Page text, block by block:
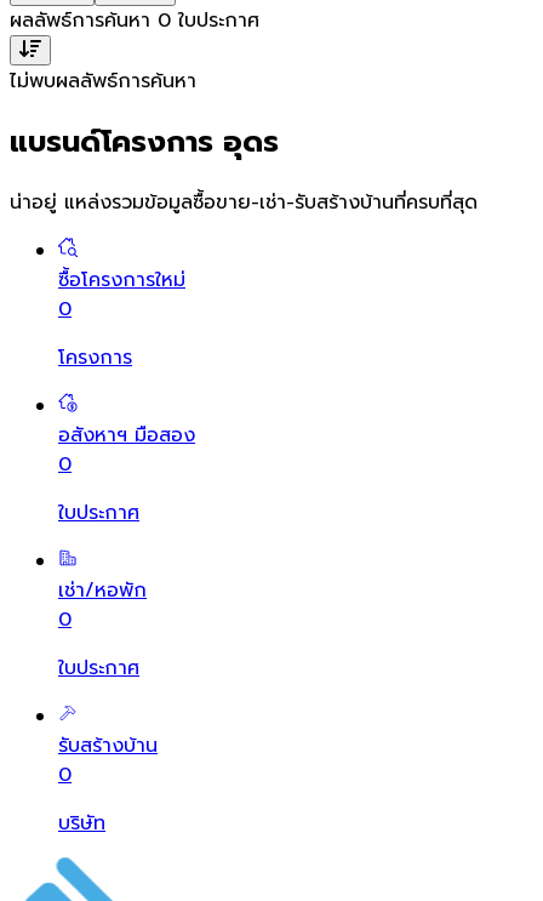
ผลลัพธ์การค้นหา 0 ใบประกาศ
ไม่พบผลลัพธ์การค้นหา
แบรนด์โครงการ อุดร
น่าอยู่ แหล่งรวมข้อมูลซื้อขาย-เช่า-รับสร้างบ้านที่ครบที่สุด
ซื้อโครงการใหม่
0
โครงการ
อสังหาฯ มือสอง
0
ใบประกาศ
เช่า/หอพัก
0
ใบประกาศ
รับสร้างบ้าน
0
บริษัท